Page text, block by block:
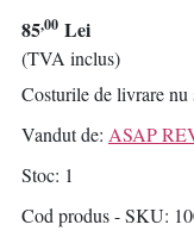
85,00 Lei
(TVA inclus)
Costurile de livrare nu
Vandut de: ASAP
Stoc 1
Cod produs - SKU